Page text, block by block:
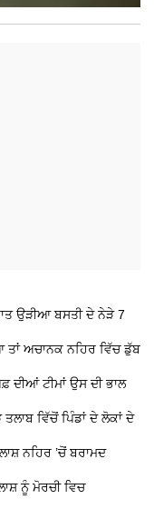
ਉੜੀਆ ਬਸਤੀ ਦੇ ਨੇੜੇ 7
ਅਚਾਨਕ ਨਹਿਰ ਵਿੱਚ ਡੁੱਬ
ਟੀਮਾਂ ਉਸ ਦੀ ਭਾਲ
ਵਿੱਚੋਂ ਪਿੰਡਾਂ ਦੇ ਲੋਕਾਂ ਦੇ
ਨਹਿਰ ’ਚੋਂ ਬਰਾਮਦ
ਨੂੰ ਮੋਰਚੀ ਵਿਚ